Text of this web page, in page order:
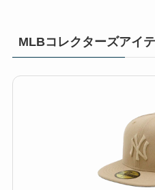
MLBコレクターズアイ